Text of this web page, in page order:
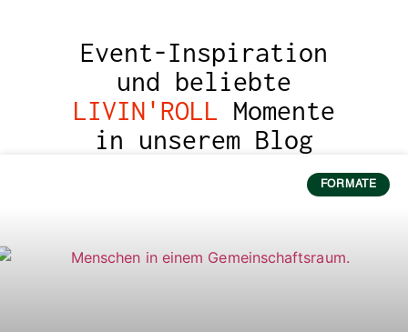
Event-Inspiration
und beliebte
LIVIN'ROLL
Momente
in unserem Blog
FORMATE